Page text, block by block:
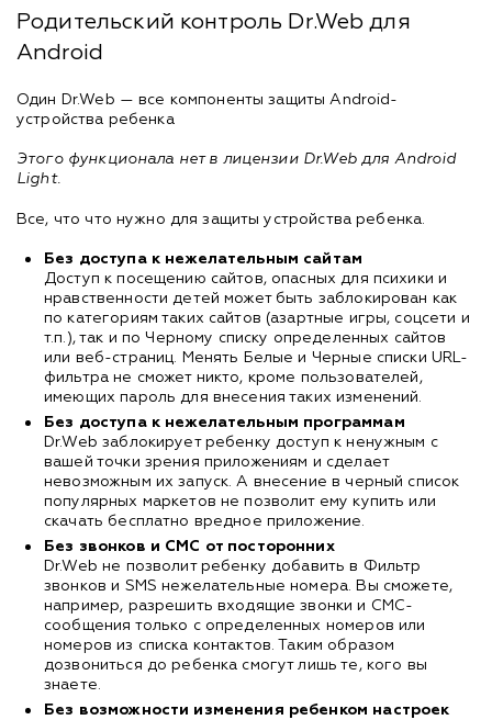
Родительский контроль Dr.Web для
Android
Один Dr.Web — все компоненты защиты Android-
устройства ребенка
Этого функционала нет в лицензии Dr.Web для Android
Light.
Все, что что нужно для защиты устройства ребенка.
Без доступа к нежелательным сайтам
Доступ к посещению сайтов, опасных для психики и
нравственности детей может быть заблокирован как
по категориям таких сайтов (азартные игры, соцсети и
т.п.), так и по Черному списку определенных сайтов
или веб-страниц. Менять Белые и Черные списки URL-
фильтра не сможет никто, кроме пользователей,
имеющих пароль для внесения таких изменений.
Без доступа к нежелательным программам
Dr.Web заблокирует ребенку доступ к ненужным с
вашей точки зрения приложениям и сделает
невозможным их запуск. А внесение в черный список
популярных маркетов не позволит ему купить или
скачать бесплатно вредное приложение.
Без звонков и СМС от посторонних
Dr.Web не позволит ребенку добавить в Фильтр
звонков и SMS нежелательные номера. Вы сможете,
например, разрешить входящие звонки и СМС-
сообщения только с определенных номеров или
номеров из списка контактов. Таким образом
дозвониться до ребенка смогут лишь те, кого вы
знаете.
Без возможности изменения ребенком настроек